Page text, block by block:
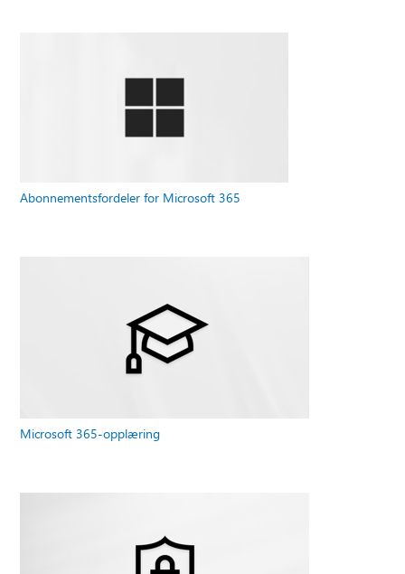
Abonnementsfordeler for Microsoft 365
Microsoft 365-opplæring